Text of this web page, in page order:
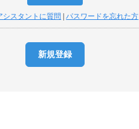
シスタントに質問 |パスワードを忘れた方
新規登録